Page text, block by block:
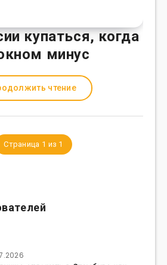
купаться, когда
минус
чтение
Страница 1 из 1